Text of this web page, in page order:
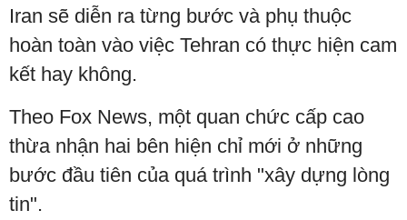
Iran sẽ diễn ra từng bước và phụ thuộc
hoàn toàn vào việc Tehran có thực hiện cam
kết hay không.
Theo Fox News, một quan chức cấp cao
thừa nhận hai bên hiện chỉ mới ở những
bước đầu tiên của quá trình "xây dựng lòng
tin".